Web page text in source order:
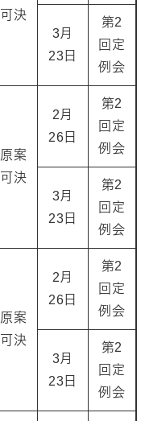
可決
3月
23日
第2
回定
例会
原案
可決
2月
26日
第2
回定
例会
3月
23日
第2
回定
例会
原案
可決
2月
26日
第2
回定
例会
3月
23日
第2
回定
例会